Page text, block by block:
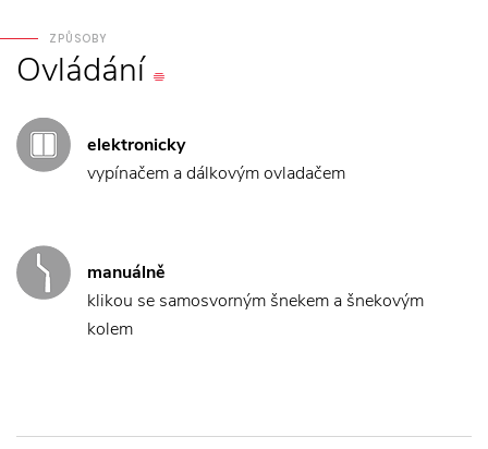
ZPŮSOBY
Ovládání
elektronicky
vypínačem a dálkovým ovladačem
manuálně
klikou se samosvorným šnekem a šnekovým
kolem